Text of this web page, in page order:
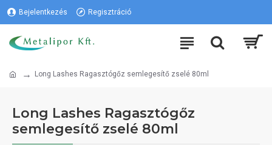
Bejelentkezés Regisztráció
Long Lashes Ragasztógőz semlegesítő zselé 80ml
Long Lashes Ragasztógőz
semlegesítő zselé 80ml